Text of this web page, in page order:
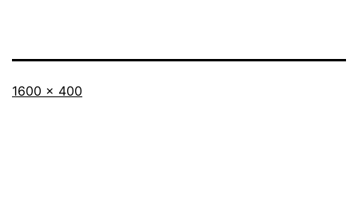
Full
1600 × 400